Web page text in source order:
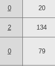
0 20
2 134
0 79